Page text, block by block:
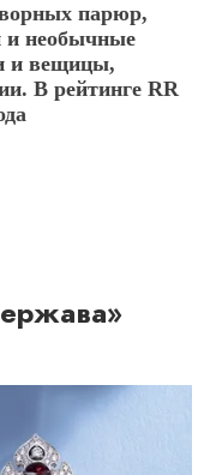
парюр,
и необычные
и вещицы,
В рейтинге RR